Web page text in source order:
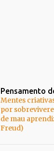
Pensamento
Mentes
por
de mau
Freud)